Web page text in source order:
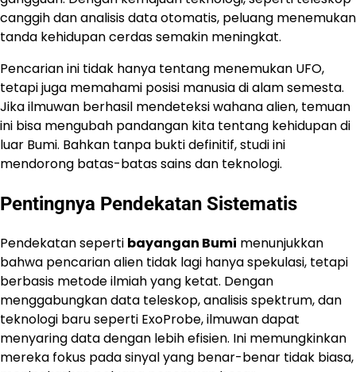
canggih dan analisis data otomatis, peluang menemukan
tanda kehidupan cerdas semakin meningkat.
Pencarian ini tidak hanya tentang menemukan UFO,
tetapi juga memahami posisi manusia di alam semesta.
Jika ilmuwan berhasil mendeteksi wahana alien, temuan
ini bisa mengubah pandangan kita tentang kehidupan di
luar Bumi. Bahkan tanpa bukti definitif, studi ini
mendorong batas-batas sains dan teknologi.
Pentingnya Pendekatan Sistematis
Pendekatan seperti bayangan Bumi menunjukkan
bahwa pencarian alien tidak lagi hanya spekulasi, tetapi
berbasis metode ilmiah yang ketat. Dengan
menggabungkan data teleskop, analisis spektrum, dan
teknologi baru seperti ExoProbe, ilmuwan dapat
menyaring data dengan lebih efisien. Ini memungkinkan
mereka fokus pada sinyal yang benar-benar tidak biasa,